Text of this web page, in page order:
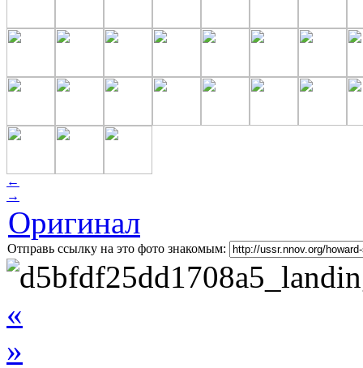
←
→
Оригинал
Отправь ссылку на это фото знакомым:
«
»